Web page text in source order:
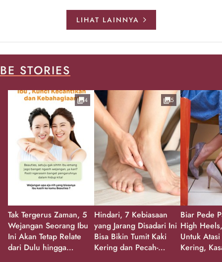
LIHAT LAINNYA
BE STORIES
Tak Tergerus Zaman, 5
Wejangan Seorang Ibu
Ini Akan Tetap Relate
dari Dulu hingga
4
Hindari, 7 Kebiasaan
yang Jarang Disadari Ini
Bisa Bikin Tumit Kaki
Kering dan Pecah-
5
Biar Pede
High
Untuk
Kering,